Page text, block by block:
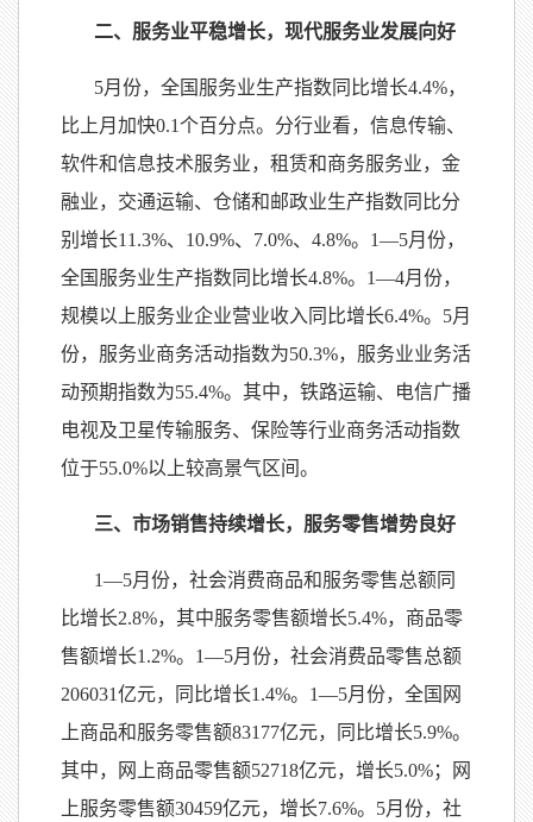
二、服务业平稳增长，现代服务业发展向好
5月份，全国服务业生产指数同比增长4.4%，
比上月加快0.1个百分点。分行业看，信息传输、
软件和信息技术服务业，租赁和商务服务业，金
融业，交通运输、仓储和邮政业生产指数同比分
别增长11.3%、10.9%、7.0%、4.8%。1—5月份，
全国服务业生产指数同比增长4.8%。1—4月份，
规模以上服务业企业营业收入同比增长6.4%。5月
份，服务业商务活动指数为50.3%，服务业业务活
动预期指数为55.4%。其中，铁路运输、电信广播
电视及卫星传输服务、保险等行业商务活动指数
位于55.0%以上较高景气区间。
三、市场销售持续增长，服务零售增势良好
1—5月份，社会消费商品和服务零售总额同
比增长2.8%，其中服务零售额增长5.4%，商品零
售额增长1.2%。1—5月份，社会消费品零售总额
206031亿元，同比增长1.4%。1—5月份，全国网
上商品和服务零售额83177亿元，同比增长5.9%。
其中，网上商品零售额52718亿元，增长5.0%；网
上服务零售额30459亿元，增长7.6%。5月份，社